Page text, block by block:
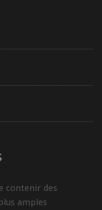
contenir des
amples